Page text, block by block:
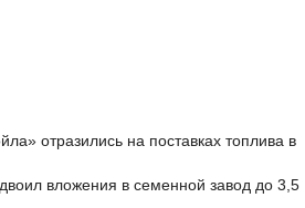
отразились на поставках топлива в
вложения в семенной завод до 3,5